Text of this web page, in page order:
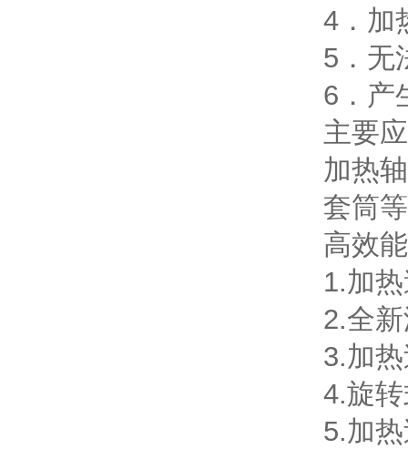
4．加
5．无
6．产
主要
加热
套筒
高效
1.加
2.全
3.加
4.旋
5.加